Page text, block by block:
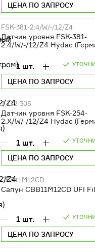
ЦЕНА ПО ЗАПРОСУ
FSK-381-2.4/W/-/12/Z4
Датчик уровня FSK-381-
2.4/W/-/12/Z4 Hydac
1 шт.
ЦЕНА ПО ЗАПРОСУ
3 112 305
Датчик уровня FSK-254-
2.Х/W/-/12/Z4 Hydac
1 шт.
ЦЕНА ПО ЗАПРОСУ
CBB11M12CD
Сапун CBB11M12CD UFI
1 шт.
ЦЕНА ПО ЗАПРОСУ